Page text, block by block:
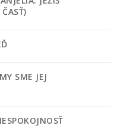
SME JEJ